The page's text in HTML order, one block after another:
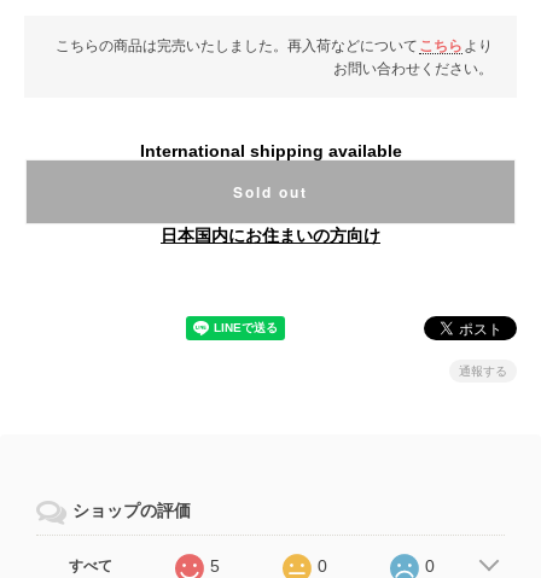
こちらの商品は完売いたしました。再入荷などについて こちら より
お問い合わせください。
International shipping available
Sold out
日本国内にお住まいの方向け
通報する
ショップの評価
すべて 5 0 0